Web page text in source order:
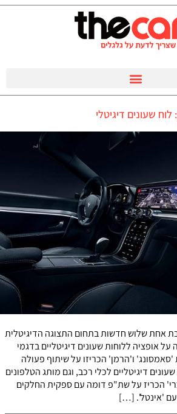
שעונים דיגיטלי
בבת אחת שלוש חדשות בתחום התצוגה הדיגיטלית
אופציה ללוחות שעונים דיגיטליים בדגמי
ו'הרמן' הכריזו על שיתוף פעולה
דיגיטליים לכלי רכב, וגם מותג הטלפונים
הכריז על שת"פ דומה עם ספקית החלקים
'אינטל'. […]